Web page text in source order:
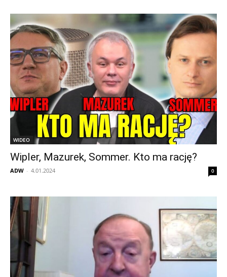
WIDEO
Wipler, Mazurek, Sommer. Kto ma rację?
ADW - 4.01.2024 0